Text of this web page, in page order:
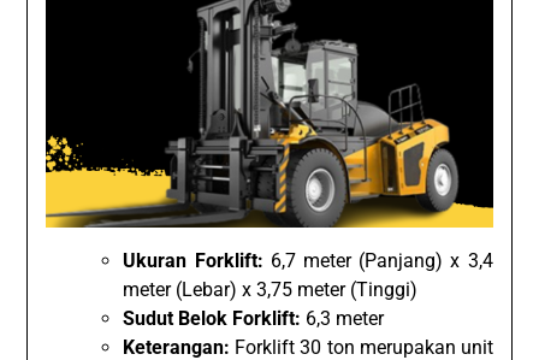
Ukuran Forklift: 6,7 meter (Panjang) x 3,4
meter (Lebar) x 3,75 meter (Tinggi)
Sudut Belok Forklift: 6,3 meter
Keterangan: Forklift 30 ton merupakan unit